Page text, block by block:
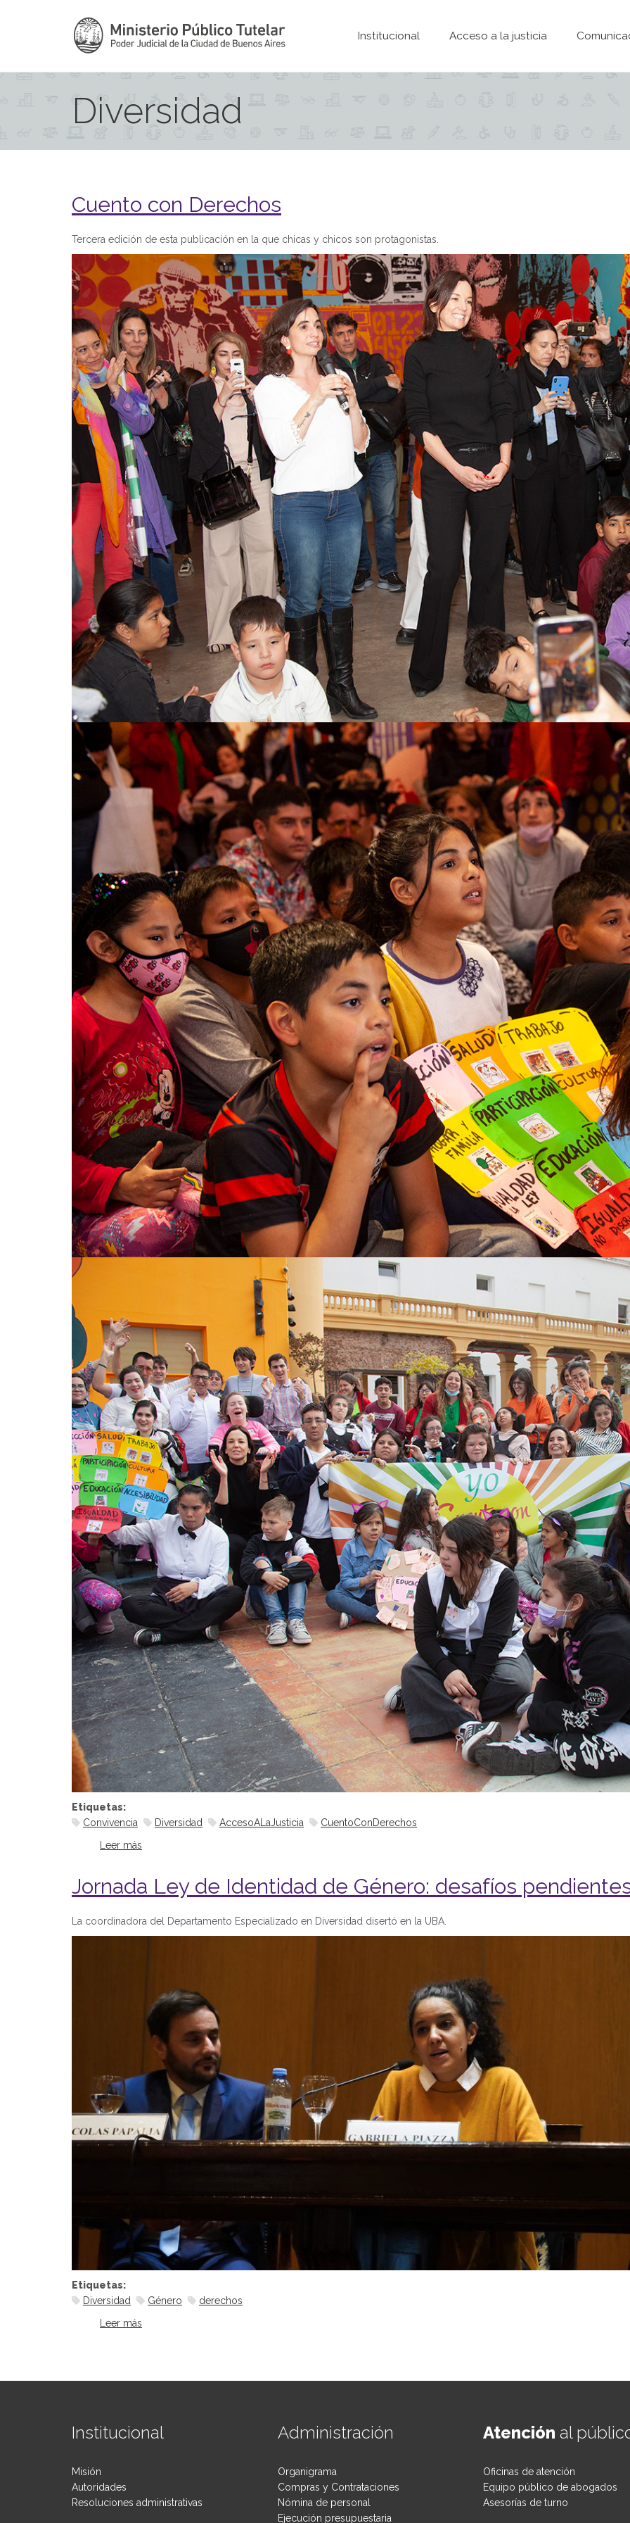
Institucional Acceso a la justicia
Diversidad
Cuento con Derechos
Tercera edición de esta publicación en la que chicas y chicos son protagonistas.
Etiquetas:
Convivencia
Diversidad AccesoALaJusticia
CuentoConDerechos
Leer más
Jornada Ley de Identidad de Género: desafíos
La coordinadora del Departamento Especializado en Diversidad disertó en la UBA.
Etiquetas:
Diversidad
Género
derechos
Leer más
Institucional
Misión
Autoridades
Resoluciones administrativas
Administración
Organigrama
Compras y Contrataciones
Nómina de personal
Ejecución presupuestaria
Atención al
Oficinas de atención
Equipo público de abogados
Asesorías de turno